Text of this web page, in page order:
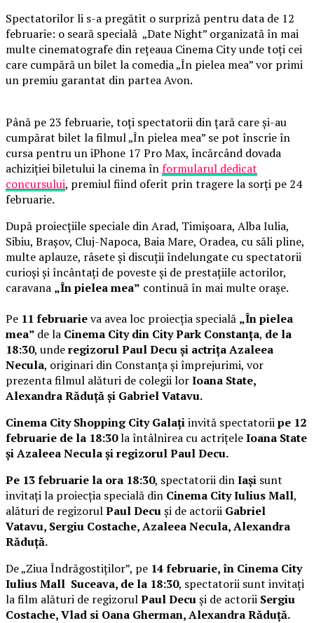
Spectatorilor li s-a pregătit o surpriză pentru data de 12
februarie: o seară specială „Date Night” organizată în mai
multe cinematografe din rețeaua Cinema City unde toți cei
care cumpără un bilet la comedia „În pielea mea” vor primi
un premiu garantat din partea Avon.
Până pe 23 februarie, toți spectatorii din țară care și-au
cumpărat bilet la filmul „În pielea mea” se pot înscrie în
cursa pentru un iPhone 17 Pro Max, încărcând dovada
achiziției biletului la cinema înformularul dedicat
concursului, premiul fiind oferit prin tragere la sorți pe 24
februarie.
După proiecțiile speciale din Arad, Timișoara, Alba Iulia,
Sibiu, Brașov, Cluj-Napoca, Baia Mare, Oradea, cu săli pline,
multe aplauze, râsete și discuții îndelungate cu spectatorii
curioși și încântați de poveste și de prestațiile actorilor,
caravana „În pielea mea” continuă în mai multe orașe.
Pe 11 februarieva avea loc proiecția specială „În pielea
mea” de la Cinema City din City Park Constanța, de la
18:30, underegizorul Paul Decu și actrița Azaleea
Necula, originari din Constanța și împrejurimi, vor
prezenta filmul alături de colegii lorIoana State,
Alexandra Răduță și Gabriel Vatavu.
Cinema City Shopping City Galațiinvită spectatoriipe 12
februarie de la 18:30la întâlnirea cu actrițeleIoana State
și Azaleea Necula și regizorul Paul Decu.
Pe 13 februarie la ora 18:30, spectatorii dinIași sunt
invitați la proiecția specială din Cinema City Iulius Mall,
alături de regizorulPaul Decuși de actorii Gabriel
Vatavu, Sergiu Costache, Azaleea Necula, Alexandra
Răduță.
De „Ziua Îndrăgostiților”, pe 14 februarie, în Cinema City
Iulius Mall Suceava, de la 18:30, spectatorii sunt invitați
la film alături de regizorulPaul Decuși de actorii Sergiu
Costache, Vlad si Oana Gherman, Alexandra Răduță.